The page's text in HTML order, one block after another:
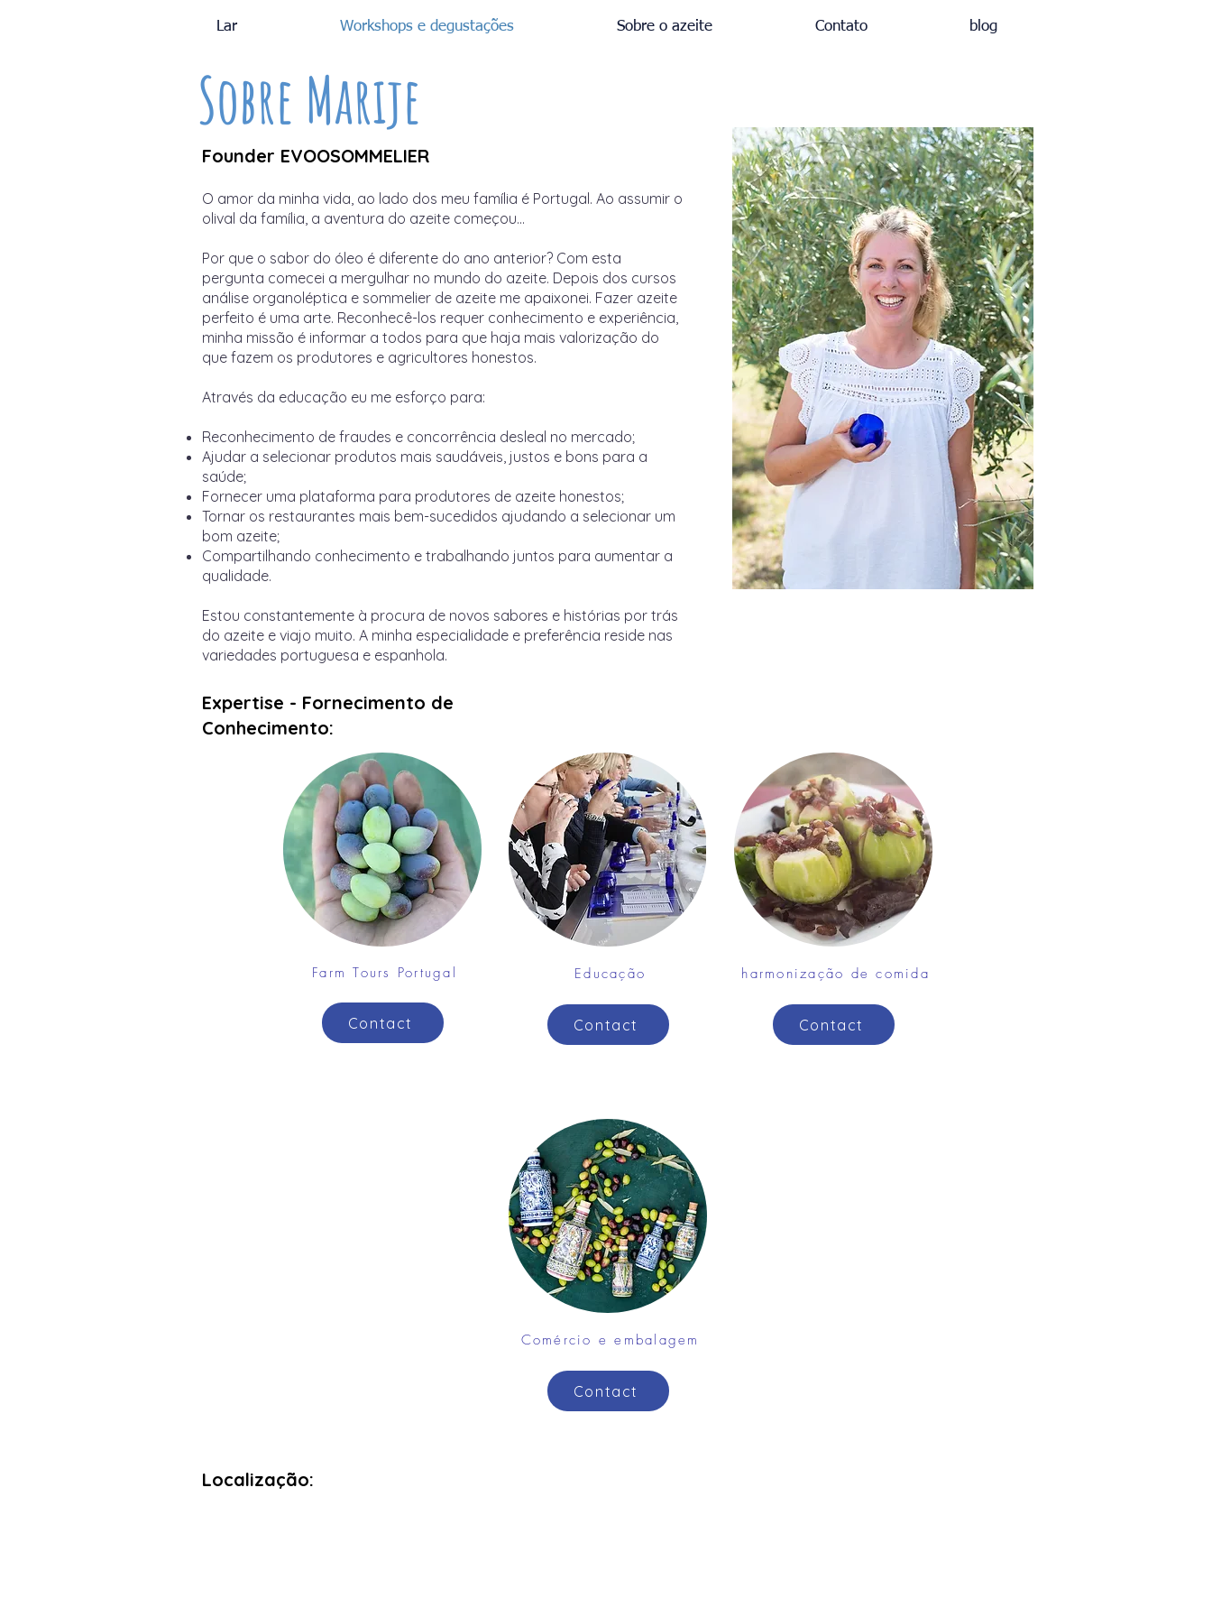
Lar Workshops e degustações Sobre o azeite Contato blog
Sobre Marije
Founder EVOOSOMMELIER
O amor da minha vida, ao lado dos meu família é Portugal. Ao assumir o
olival da família, a aventura do azeite começou...
Por que o sabor do óleo é diferente do ano anterior? Com esta
pergunta comecei a mergulhar no mundo do azeite. Depois dos cursos
análise organoléptica e sommelier de azeite me apaixonei. Fazer azeite
perfeito é uma arte. Reconhecê-los requer conhecimento e experiência,
minha missão é informar a todos para que haja mais valorização do
que fazem os produtores e agricultores honestos.
Através da educação eu me esforço para:
Reconhecimento de fraudes e concorrência desleal no mercado;
Ajudar a selecionar produtos mais saudáveis, justos e bons para a
saúde;
Fornecer uma plataforma para produtores de azeite honestos;
Tornar os restaurantes mais bem-sucedidos ajudando a selecionar um
bom azeite;
Compartilhando conhecimento e trabalhando juntos para aumentar a
qualidade.
Estou constantemente à procura de novos sabores e histórias por trás
do azeite e viajo muito. A minha especialidade e preferência reside nas
variedades portuguesa e espanhola.
Expertise - Fornecimento de
Conhecimento:
Farm Tours Portugal
Contact
Educação
Contact
harmonização de comida
Contact
Comércio e embalagem
Contact
Localização: